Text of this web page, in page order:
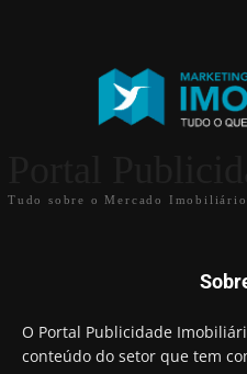
Tudo sobre o Mercado Imobiliário
O Portal Publicidade
conteúdo do setor que tem